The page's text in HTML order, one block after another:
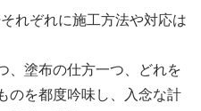
れぞれに施工方法や対応は
、塗布の仕方一つ、どれを
のを都度吟味し、入念な計